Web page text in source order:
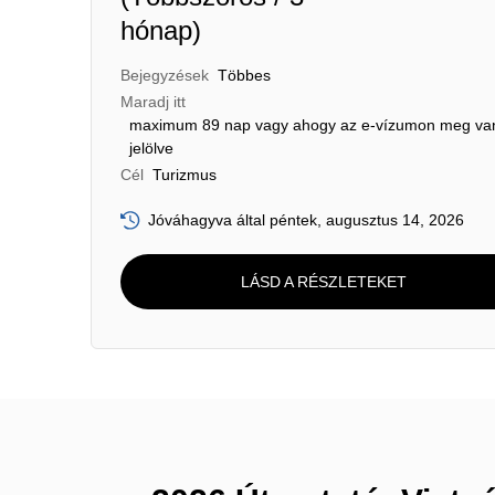
hónap)
Bejegyzések Többes
Maradj itt
maximum 89 nap vagy ahogy az e-vízumon meg
jelölve
Cél Turizmus
Jóváhagyva által péntek, augusztus 14, 2026
LÁSD A RÉSZLETEKET